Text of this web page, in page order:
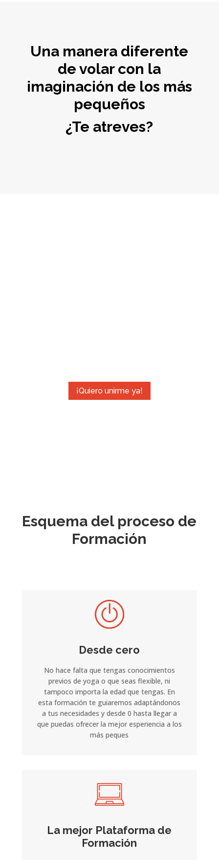
Una manera diferente
de volar con la
imaginación de los más
pequeños
¿Te atreves?
¡Quiero unirme ya!
Esquema del proceso de
Formación
Desde cero
No hace falta que tengas conocimientos
previos de yoga o que seas flexible, ni
tampoco importa la edad que tengas. En
esta formación te guiaremos adaptándonos
a tus necesidades y desde 0 hasta llegar a
que puedas ofrecer la mejor esperiencia a los
más peques
La mejor Plataforma de
Formación